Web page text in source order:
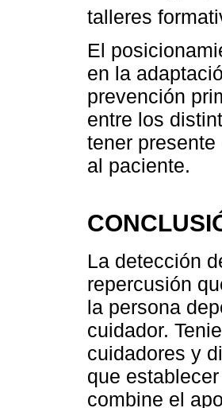
talleres
El
en la
prevención
entre los
tener
al paciente.
La detección
repercusión
la persona
cuidador.
cuidadores y
que
combine el